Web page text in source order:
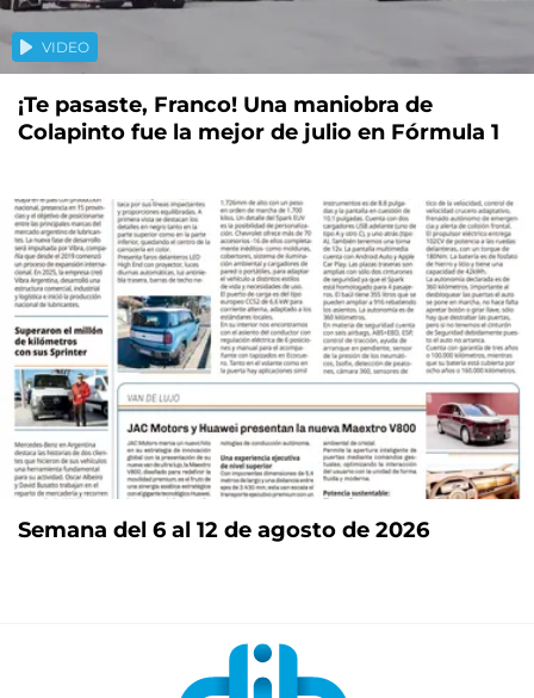
VIDEO
¡Te pasaste, Franco! Una maniobra de
Colapinto fue la mejor de julio en Fórmula 1
Semana del 6 al 12 de agosto de 2026